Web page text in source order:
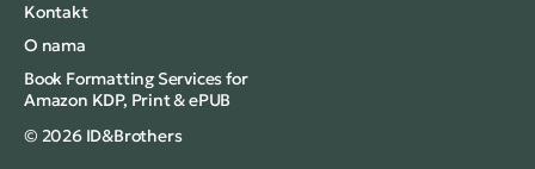
Kontakt
O nama
Book Formatting Services for
Amazon KDP, Print & ePUB
© 2026 ID&Brothers